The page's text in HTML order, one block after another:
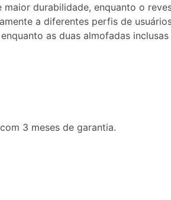
durabilidade, enquanto o
a diferentes perfis de
as duas almofadas
3 meses de garantia.